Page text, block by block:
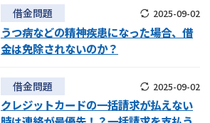
借金問題 2025-09-02
うつ病などの精神疾患になった場合、借
金は免除されないのか？
借金問題 2025-09-02
クレジットカードの一括請求が払えない